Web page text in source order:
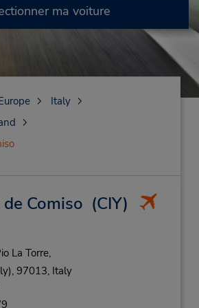
ma voiture
Italy
Comiso (CIY)
La Torre,
97013, Italy